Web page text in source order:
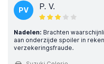
PV P. V.
Nadelen: Brachten
aan onderzijde spoiler in
verzekeringsfraude.